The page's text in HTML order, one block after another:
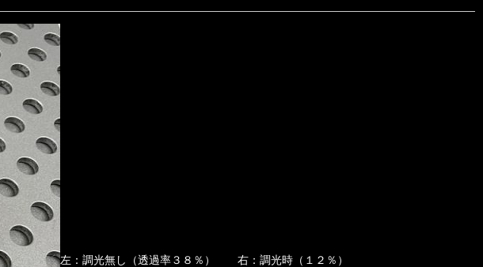
左：調光無し（透過率３８％） 右：調光時（１２％）